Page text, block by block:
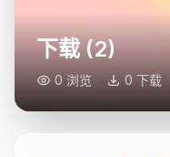
下载 (2)
0 浏览 0 下载